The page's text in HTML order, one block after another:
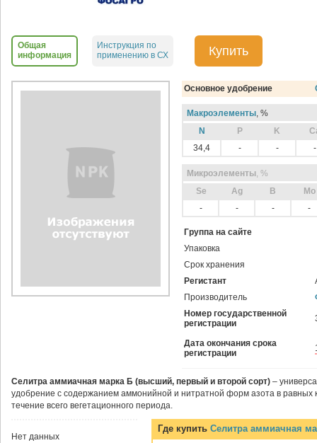
Общая
информация
Инструкция по
применению в СХ
Купить
Основное удобрение
Макроэлементы, %
N
P K
34,4
- - -
Микроэлементы, %
Sе
Ag B
Mo
-
- - -
Группа на сайте
Упаковка
Срок хранения
Регистант
Производитель
Номер государственной
регистрации
Дата окончания срока
регистрации
Селитра аммиачная марка Б (высший, первый и второй сорт) –
удобрение с содержанием аммонийной и нитратной форм азота в равных
течение всего вегетационного периода.
Где купить Селитра аммиачная
Нет данных